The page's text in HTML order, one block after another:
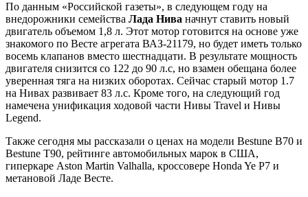
По данным «Российской газеты», в следующем году на
внедорожники семейства Лада Нива начнут ставить новый
двигатель объемом 1,8 л. Этот мотор готовится на основе уже
знакомого по Весте агрегата ВАЗ-21179, но будет иметь только
восемь клапанов вместо шестнадцати. В результате мощность
двигателя снизится со 122 до 90 л.с, но взамен обещана более
уверенная тяга на низких оборотах. Сейчас старый мотор 1.7
на Нивах развивает 83 л.с. Кроме того, на следующий год
намечена унификация ходовой части Нивы Travel и Нивы
Legend.
Также сегодня мы рассказали о ценах на модели Bestune B70 и
Bestune T90, рейтинге автомобильных марок в США,
гиперкаре Aston Martin Valhalla, кроссовере Honda Ye P7 и
метановой Ладе Весте.